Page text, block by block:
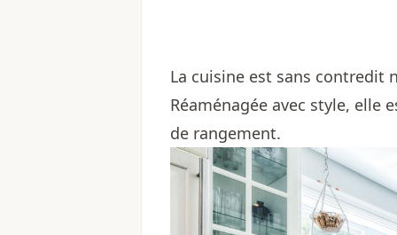
La cuisine est sans contredit
Réaménagée avec style,
de rangement.